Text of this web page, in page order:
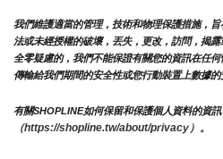
我們維護適當的管理，技術和物理保護措施，
法或未經授權的破壞，丟失，更改，訪問，揭
全零疑慮的，我們不能保證有關您的資訊在任
傳輸給我們期間的安全性或您行動裝置上數據的
有關SHOPLINE如何保留和保護個人資料的資
（https://shopline.tw/about/privacy）。